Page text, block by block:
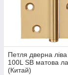
Петля дверна
100L SB матова
(Китай)